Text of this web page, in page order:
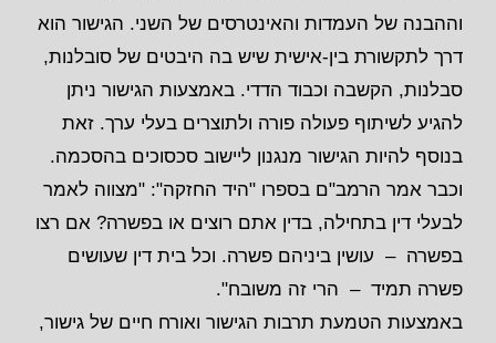
וההבנה של העמדות והאינטרסים של השני. הגישור הוא
דרך לתקשורת בין-אישית שיש בה היבטים של סובלנות,
סבלנות, הקשבה וכבוד הדדי. באמצעות הגישור ניתן
להגיע לשיתוף פעולה פורה ולתוצרים בעלי ערך. זאת
בנוסף להיות הגישור מנגנון ליישוב סכסוכים בהסכמה.
וכבר אמר הרמב"ם בספרו "היד החזקה": "מצווה לאמר
לבעלי דין בתחילה, בדין אתם רוצים או בפשרה? אם רצו
בפשרה – עושין ביניהם פשרה. וכל בית דין שעושים
פשרה תמיד – הרי זה משובח".
באמצעות הטמעת תרבות הגישור ואורח חיים של גישור,